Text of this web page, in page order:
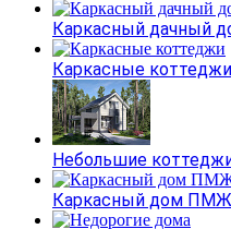
Каркасный дачный
Каркасные коттеджи
Небольшие
Каркасный дом ПМЖ